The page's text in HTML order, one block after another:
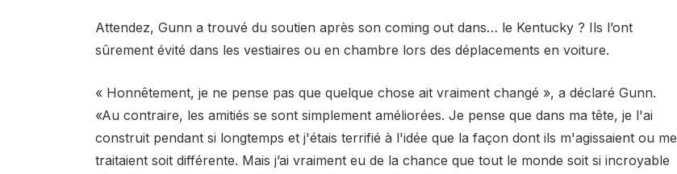
Attendez, Gunn a trouvé du soutien après son coming out dans… le Kentucky ? Ils l’ont
sûrement évité dans les vestiaires ou en chambre lors des déplacements en voiture.
« Honnêtement, je ne pense pas que quelque chose ait vraiment changé », a déclaré Gunn.
«Au contraire, les amitiés se sont simplement améliorées. Je pense que dans ma tête, je l'ai
construit pendant si longtemps et j'étais terrifié à l'idée que la façon dont ils m'agissaient ou me
traitaient soit différente. Mais j’ai vraiment eu de la chance que tout le monde soit si incroyable